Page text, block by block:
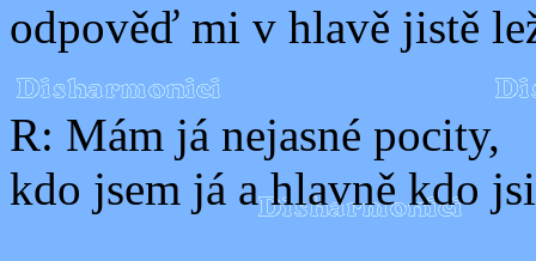
odpověď mi v hlavě jistě
R: Mám já nejasné pocity,
kdo jsem já a hlavně kdo